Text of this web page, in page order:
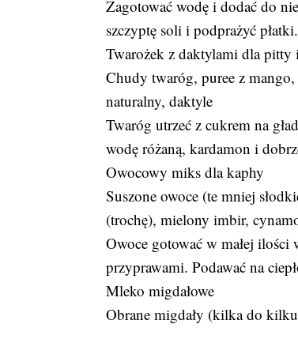
Zagotować wodę i dodać do
szczyptę soli i podprażyć
Twarożek z daktylami dla pitty
Chudy twaróg, puree z
naturalny, daktyle
Twaróg utrzeć z cukrem na
wodę różaną, kardamon i
Owocowy miks dla kaphy
Suszone owoce (te mniej
(trochę), mielony imbir,
Owoce gotować w małej
przyprawami. Podawać na
Mleko migdałowe
Obrane migdały (kilka do